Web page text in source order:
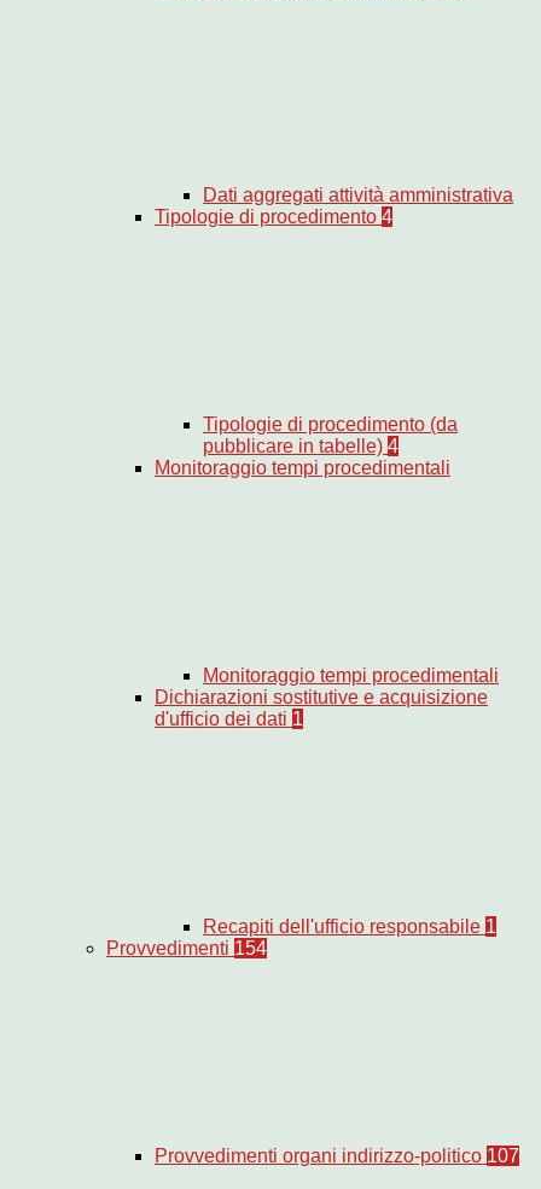
Dati aggregati attività amministrativa
Tipologie di procedimento 4
Tipologie di procedimento (da
pubblicare in tabelle) 4
Monitoraggio tempi procedimentali
Monitoraggio tempi procedimentali
Dichiarazioni sostitutive e acquisizione
d'ufficio dei dati 1
Recapiti dell'ufficio responsabile 1
Provvedimenti 154
Provvedimenti organi indirizzo-politico 107